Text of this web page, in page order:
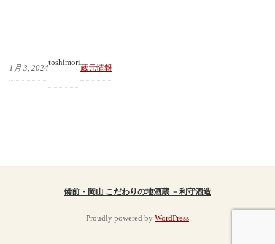
1月 3, 2024
toshimori
蔵元情報
備前・岡山 こだわりの地酒蔵 －利守酒造
Proudly powered by WordPress